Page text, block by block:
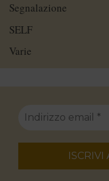
Segnalazione
SELF
Varie